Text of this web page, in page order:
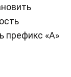
префикс «А»